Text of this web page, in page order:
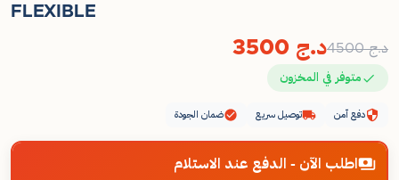
FLEXIBLE
د.ج4500 د.ج
متوفر في المخزون
دفع آمن توصيل سريع ضمان الجودة
اطلب الآن - الدفع عند الاستلام